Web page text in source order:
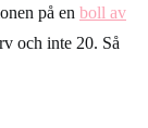
på en boll av
och inte 20. Så